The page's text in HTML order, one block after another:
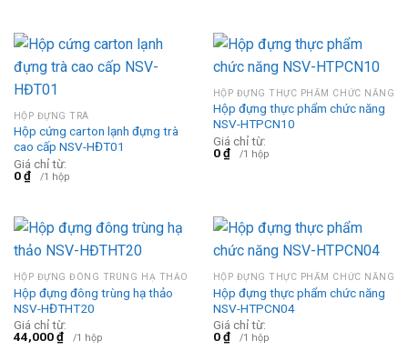
HỘP ĐỰNG TRÀ
Hộp cứng carton lạnh đựng trà
cao cấp NSV-HĐT01
Giá chỉ từ:
0₫ /1 hộp
HỘP ĐỰNG THỰC PHẨM CHỨC NĂNG
Hộp đựng thực phẩm chức năng
NSV-HTPCN10
Giá chỉ từ:
0₫ /1 hộp
HỘP ĐỰNG ĐÔNG TRÙNG HẠ THẢO
Hộp đựng đông trùng hạ thảo
NSV-HĐTHT20
Giá chỉ từ:
44,000₫ /1 hộp
HỘP ĐỰNG THỰC PHẨM CHỨC NĂNG
Hộp đựng thực phẩm chức năng
NSV-HTPCN04
Giá chỉ từ:
0₫ /1 hộp